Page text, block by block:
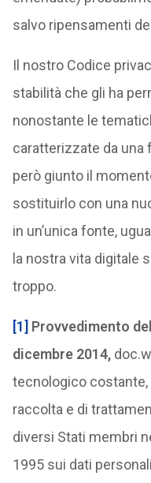
salvo ripensamenti
Il nostro Codice
stabilità che gli ha
nonostante le
caratterizzate da una
però giunto il
sostituirlo con una
in un’unica fonte,
la nostra vita digitale
troppo.
[1] Provvedimento
dicembre 2014,
tecnologico costante,
raccolta e di
diversi Stati membri
1995 sui dati